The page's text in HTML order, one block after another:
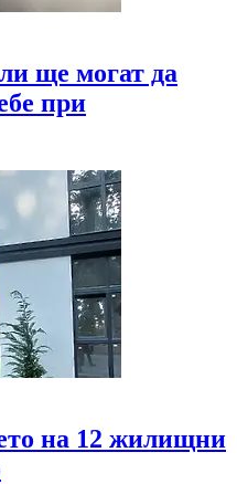
ще могат да
при
на 12 жилищни